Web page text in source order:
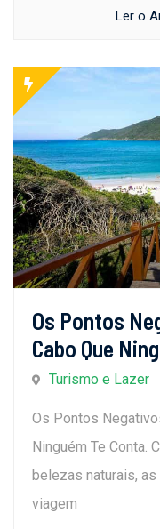
Ler o
Os Pontos
Cabo Que
Turismo e Lazer
Os Pontos
Ninguém Te Conta.
belezas naturais,
viagem